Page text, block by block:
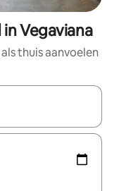
Vegaviana
thuis aanvoelen
maak je een keuze